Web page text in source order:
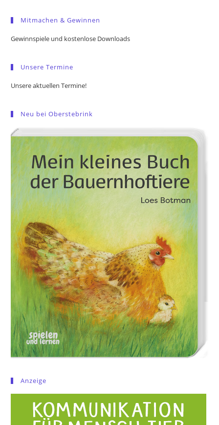
Mitmachen & Gewinnen
Gewinnspiele und kostenlose Downloads
Unsere Termine
Unsere aktuellen Termine!
Neu bei Oberstebrink
Anzeige